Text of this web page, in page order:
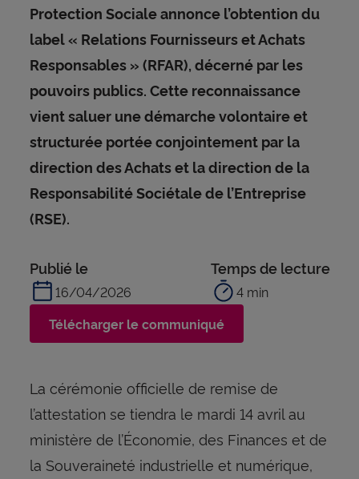
Protection Sociale annonce l’obtention du
label « Relations Fournisseurs et Achats
Responsables » (RFAR), décerné par les
pouvoirs publics. Cette reconnaissance
vient saluer une démarche volontaire et
structurée portée conjointement par la
direction des Achats et la direction de la
Responsabilité Sociétale de l’Entreprise
(RSE).
Publié le
16/04/2026
Temps de lecture
4 min
Télécharger le communiqué
La cérémonie officielle de remise de
l’attestation se tiendra le mardi 14 avril au
ministère de l’Économie, des Finances et de
la Souveraineté industrielle et numérique,